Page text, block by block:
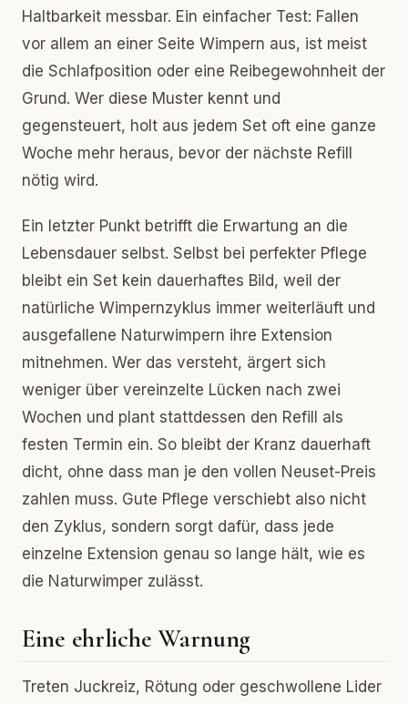
Haltbarkeit messbar. Ein einfacher Test: Fallen
vor allem an einer Seite Wimpern aus, ist meist
die Schlafposition oder eine Reibegewohnheit der
Grund. Wer diese Muster kennt und
gegensteuert, holt aus jedem Set oft eine ganze
Woche mehr heraus, bevor der nächste Refill
nötig wird.
Ein letzter Punkt betrifft die Erwartung an die
Lebensdauer selbst. Selbst bei perfekter Pflege
bleibt ein Set kein dauerhaftes Bild, weil der
natürliche Wimpernzyklus immer weiterläuft und
ausgefallene Naturwimpern ihre Extension
mitnehmen. Wer das versteht, ärgert sich
weniger über vereinzelte Lücken nach zwei
Wochen und plant stattdessen den Refill als
festen Termin ein. So bleibt der Kranz dauerhaft
dicht, ohne dass man je den vollen Neuset-Preis
zahlen muss. Gute Pflege verschiebt also nicht
den Zyklus, sondern sorgt dafür, dass jede
einzelne Extension genau so lange hält, wie es
die Naturwimper zulässt.
Eine ehrliche Warnung
Treten Juckreiz, Rötung oder geschwollene Lider